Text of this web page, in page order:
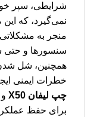
شرایطی، سپر
نمی‌گیرد، که این
منجر به
سنسورها و حتی
همچنین، شل
خطرات ایمنی
چپ لیفان X50
برای حفظ